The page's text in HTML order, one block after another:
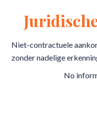
Niet-contractuele
zonder nadelige
No